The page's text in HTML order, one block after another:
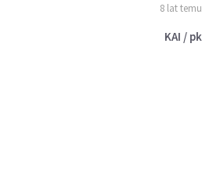
8 lat temu
KAI / pk